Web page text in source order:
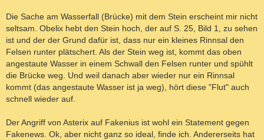
Die Sache am Wasserfall (Brücke) mit dem Stein erscheint mir nicht
seltsam. Obelix hebt den Stein hoch, der auf S. 25, Bild 1, zu sehen
ist und der der Grund dafür ist, dass nur ein kleines Rinnsal den
Felsen runter plätschert. Als der Stein weg ist, kommt das oben
angestaute Wasser in einem Schwall den Felsen runter und spühlt
die Brücke weg. Und weil danach aber wieder nur ein Rinnsal
kommt (das angestaute Wasser ist ja weg), hört diese "Flut" auch
schnell wieder auf.
Der Angriff von Asterix auf Fakenius ist wohl ein Statement gegen
Fakenews. Ok, aber nicht ganz so ideal, finde ich. Andererseits hat